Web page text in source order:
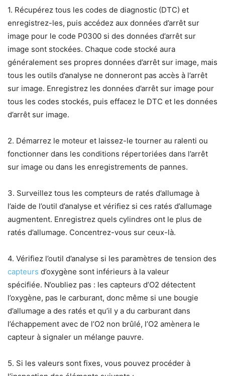
1. Récupérez tous les codes de diagnostic (DTC) et
enregistrez-les, puis accédez aux données d’arrêt sur
image pour le code P0300 si des données d’arrêt sur
image sont stockées. Chaque code stocké aura
généralement ses propres données d’arrêt sur image, mais
tous les outils d’analyse ne donneront pas accès à l’arrêt
sur image. Enregistrez les données d’arrêt sur image pour
tous les codes stockés, puis effacez le DTC et les données
d’arrêt sur image.
2. Démarrez le moteur et laissez-le tourner au ralenti ou
fonctionner dans les conditions répertoriées dans l’arrêt
sur image ou dans les enregistrements de pannes.
3. Surveillez tous les compteurs de ratés d’allumage à
l’aide de l’outil d’analyse et vérifiez si ces ratés d’allumage
augmentent. Enregistrez quels cylindres ont le plus de
ratés d’allumage. Concentrez-vous sur ceux-là.
4. Vérifiez l’outil d’analyse si les paramètres de tension des
capteurs d’oxygène sont inférieurs à la valeur
spécifiée. N’oubliez pas : les capteurs d’O2 détectent
l’oxygène, pas le carburant, donc même si une bougie
d’allumage a des ratés et qu’il y a du carburant dans
l’échappement avec de l’O2 non brûlé, l’O2 amènera le
capteur à signaler un mélange pauvre.
5. Si les valeurs sont fixes, vous pouvez procéder à